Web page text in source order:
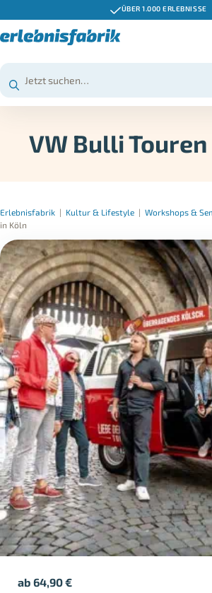
ÜBER 1.000 ERLEBNISSE
VW Bulli
Erlebnisfabrik | Kultur & Lifestyle | Workshops &
in Köln
ab64,90€